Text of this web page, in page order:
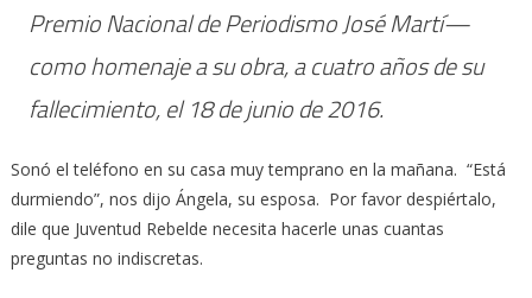
Premio Nacional de Periodismo José Martí—
como homenaje a su obra, a cuatro años de su
fallecimiento, el 18 de junio de 2016.
Sonó el teléfono en su casa muy temprano en la mañana. “Está
durmiendo”, nos dijo Ángela, su esposa. Por favor despiértalo,
dile que Juventud Rebelde necesita hacerle unas cuantas
preguntas no indiscretas.